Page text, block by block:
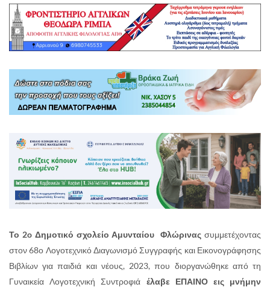
Το 2oΔημοτικό σχολείο Αμυνταίου Φλώρινας συμμετέχοντας
στον 68ο Λογοτεχνικό Διαγωνισμό Συγγραφής και Εικονογράφησης
Βιβλίων για παιδιά και νέους, 2023, που διοργανώθηκε από τη
Γυναικεία Λογοτεχνική Συντροφιά έλαβε ΕΠΑΙΝΟ εις μνήμην